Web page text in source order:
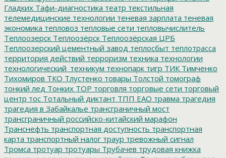
Гладких Тафи-диагностика театр текстильная
телемедицинские технологии теневая зарплата теневая
экономика тепловоз тепловые сети тепловычислитель
Теплоозерск Теплоозёрск Теплоозёрская ЦРБ
Теплоозерский цементный завод теплосбыт теплотрасса
территория действий терроризм техника технологии
технологический_техникум технопарк тигр ТИК Тимченко
Тихомиров ТКО Тлустенко товары Толстой томограф
тонкий лед Тонких ТОР торговля торговые сети торговый
центр тос Тотальный диктант ТПП ЕАО травма трагедия
трагедия в Забайкалье трансграничный мост
трансграничный российско-китайский марафон
Транснефть транспортная доступность транспортная
карта транспортный налог траур тревожный сигнал
Тромса тротуар тротуары Трубачев трудовая книжка